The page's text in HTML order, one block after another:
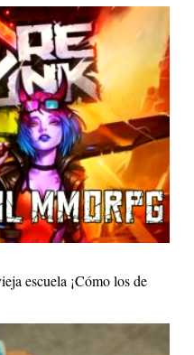
escuela ¡Cómo los de